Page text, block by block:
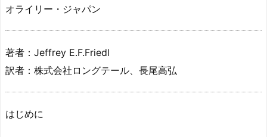
オライリー・ジャパン
著者：Jeffrey E.F.Friedl
訳者：株式会社ロングテール、長尾高弘
はじめに